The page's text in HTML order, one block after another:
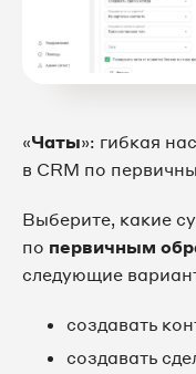
«Чаты»: гибкая
в CRM по
Выберите, какие
по первичным
следующие
создавать
создавать